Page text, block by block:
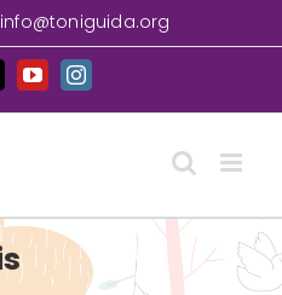
info@toniguida.org
YouTubeInstagram